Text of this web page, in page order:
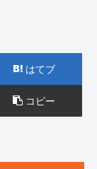
はてブ
コピー